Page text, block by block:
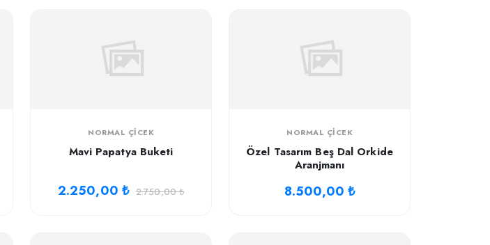
NORMAL ÇICEK
Mavi Papatya Buketi
2.250,00 ₺ 2.750,00 ₺
NORMAL ÇICEK
Özel Tasarım Beş Dal Orkide
Aranjmanı
8.500,00 ₺